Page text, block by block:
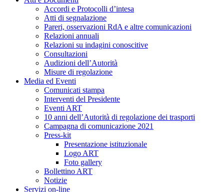
Accordi e Protocolli d’intesa
Atti di segnalazione
Pareri, osservazioni RdA e altre comunicazioni
Relazioni annuali
Relazioni su indagini conoscitive
Consultazioni
Audizioni dell’Autorità
Misure di regolazione
Media ed Eventi
Comunicati stampa
Interventi del Presidente
Eventi ART
10 anni dell’Autorità di regolazione dei trasporti
Campagna di comunicazione 2021
Press-kit
Presentazione istituzionale
Logo ART
Foto gallery
Bollettino ART
Notizie
Servizi on-line